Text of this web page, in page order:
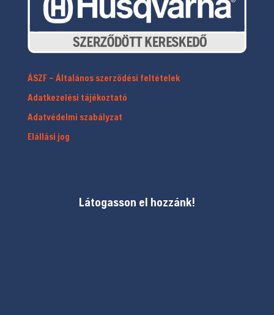
ÁSZF – Általános szerződési feltételek
Adatkezelési tájékoztató
Adatvédelmi szabályzat
Elállási jog
Látogasson el hozzánk!